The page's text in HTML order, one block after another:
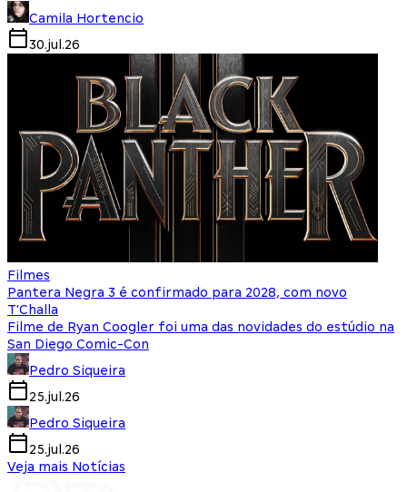
Camila Hortencio
30.jul.26
Filmes
Pantera Negra 3 é confirmado para 2028, com novo
T'Challa
Filme de Ryan Coogler foi uma das novidades do estúdio na
San Diego Comic-Con
Pedro Siqueira
25.jul.26
Pedro Siqueira
25.jul.26
Veja mais Notícias